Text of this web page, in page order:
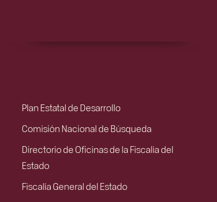
Plan Estatal de Desarrollo
Comisión Nacional de Búsqueda
Directorio de Oficinas de la Fiscalía del
Estado
Fiscalía General del Estado